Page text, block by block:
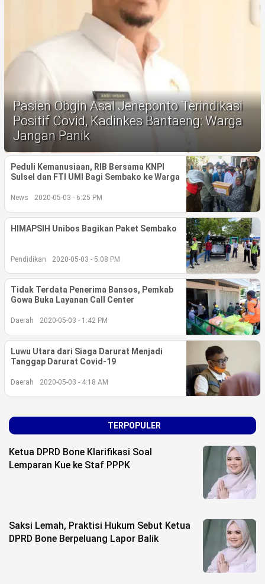
Opini
More
Disclaimer
©
Copyright
sulsel.com
All
Right
Reserved
Pasien Obgin Asal Jeneponto Terindikasi
Positif Covid, Kadinkes Bantaeng: Warga
Jangan Panik
Peduli Kemanusiaan, RIB Bersama KNPI
Sulsel dan FTI UMI Bagi Sembako ke Warga
News 2020-05-03 - 6:25 PM
HIMAPSIH Unibos Bagikan Paket Sembako
Pendidikan 2020-05-03 - 5:08 PM
Tidak Terdata Penerima Bansos, Pemkab
Gowa Buka Layanan Call Center
Daerah 2020-05-03 - 1:42 PM
Luwu Utara dari Siaga Darurat Menjadi
Tanggap Darurat Covid-19
Daerah 2020-05-03 - 4:18 AM
TERPOPULER
Ketua DPRD Bone Klarifikasi Soal
Lemparan Kue ke Staf PPPK
Saksi Lemah, Praktisi Hukum Sebut Ketua
DPRD Bone Berpeluang Lapor Balik